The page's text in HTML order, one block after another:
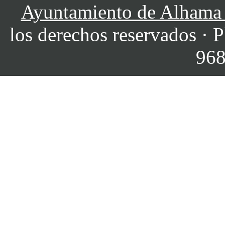
Ayuntamiento de
los derechos reservados ·